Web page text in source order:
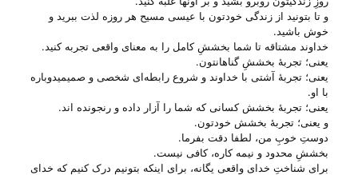
و تا بتونید از زندگی خودتون با عیسی مسیح هر روزه لذت ببرید و
خوش باشید.
خداوند مشتاقه تا شما بخششِ کامل را به معنای واقعی تجربه کنید.
یعنی؛ تجربهٔ بخششِ گناهانتون.
یعنی؛ تجربهٔ آشتی با خداوند و شروع رابطه‌ای شخصی و صمیمیدوباره
با او.
یعنی؛ تجربهٔ بخشش کسانی که شما را آزار داده و رنجونده ا‌ند.
و یعنی؛ تجربهٔ بخشش خودتون.
دوستِ خوبِ من، لطفا دقت بفرما.
بخششِ محدود و نیمه کاره، کافی نیست.
برای شناختِ خدای واقعی یگانه، برای اینکه بتونیم درک کنیم که خدای